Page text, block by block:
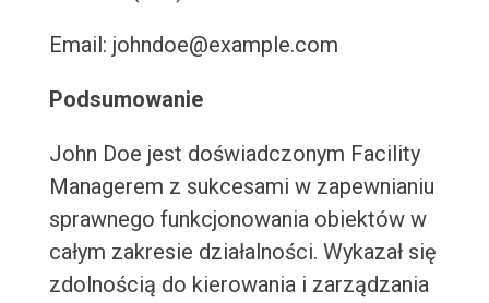
Email: johndoe@example.com
Podsumowanie
John Doe jest doświadczonym Facility
Managerem z sukcesami w zapewnianiu
sprawnego funkcjonowania obiektów w
całym zakresie działalności. Wykazał się
zdolnością do kierowania i zarządzania